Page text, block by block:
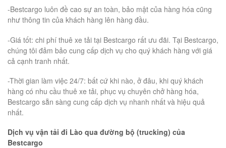
-Bestcargo luôn đề cao sự an toàn, bảo mật của hàng hóa cũng
như thông tin của khách hàng lên hàng đầu.
-Giá tốt: chi phí thuê xe tải tại Bestcargo rất ưu đãi. Tại Bestcargo,
chúng tôi đảm bảo cung cấp dịch vụ cho quý khách hàng với giá
cả cạnh tranh nhất.
-Thời gian làm việc 24/7: bất cứ khi nào, ở đâu, khi quý khách
hàng có nhu cầu thuê xe tải, phục vụ chuyên chở hàng hóa,
Bestcargo sẵn sàng cung cấp dịch vụ nhanh nhất và hiệu quả
nhất.
Dịch vụ vận tải đi Lào qua đường bộ (trucking) của
Bestcargo